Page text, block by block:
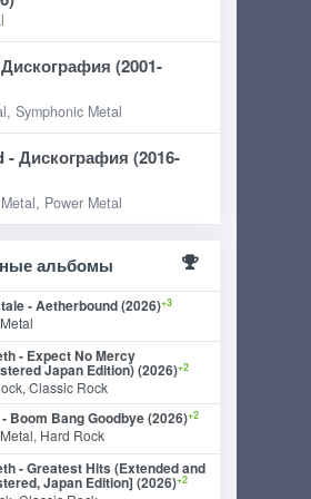
(2001-
Symphonic Metal
- Дискография (2016-
Power Metal
альбомы
- Aetherbound (2026)+3
- Expect No Mercy
Japan Edition) (2026)+2
Classic Rock
Boom Bang Goodbye (2026)+2
Hard Rock
- Greatest Hits (Extended and
Japan Edition] (2026)+2